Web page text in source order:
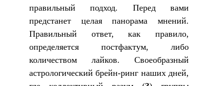
правильный подход. Перед вами
предстанет целая панорама мнений.
Правильный ответ, как правило,
определяется постфактум, либо
количеством лайков. Своеобразный
астрологический брейн-ринг наших дней,